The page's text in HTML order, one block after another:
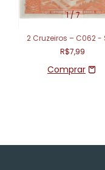
1/7
2 Cruzeiros – C062 -
R$7,99